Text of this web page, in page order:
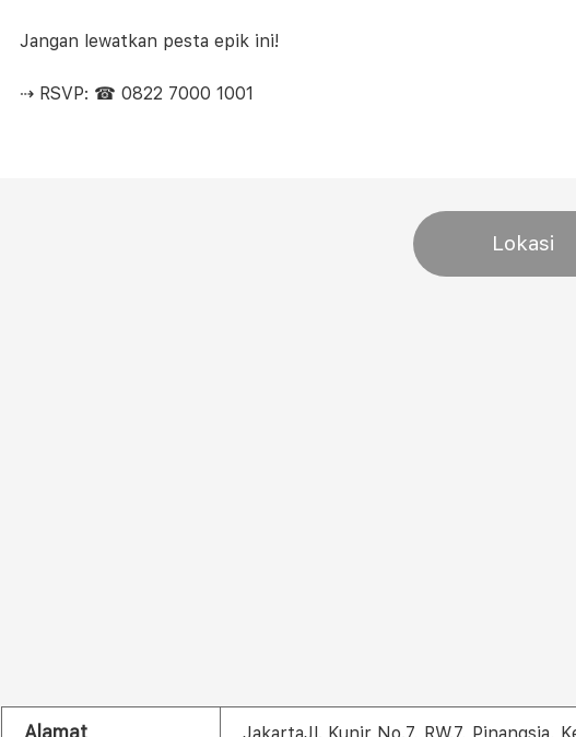
Jangan lewatkan pesta epik ini!
⇢ RSVP: ☎ 0822 7000 1001
Lokasi
Alamat